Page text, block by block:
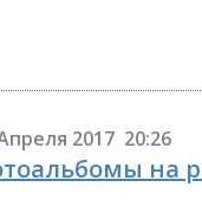
2017 20:26
на